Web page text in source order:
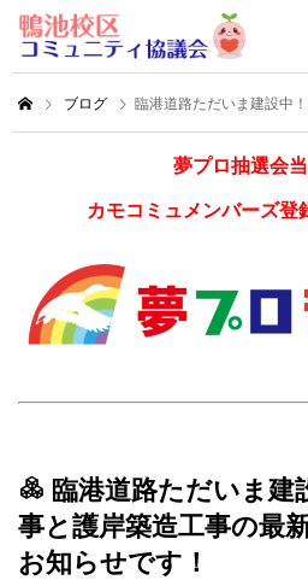
ブログ 臨港道路ただいま建設中！ 下部工工事と
夢プロ抽選会当
カモコミュメンバーズ登
臨港道路ただいま
事と護岸築造工事の最
お知らせです！